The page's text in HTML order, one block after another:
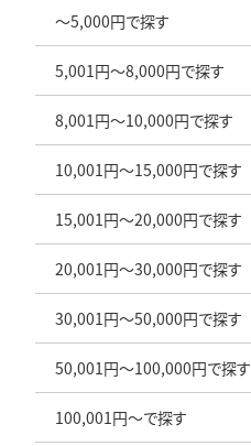
～5,000円で探す
5,001円～8,000円で探す
8,001円～10,000円で探す
10,001円～15,000円で探す
15,001円～20,000円で探す
20,001円～30,000円で探す
30,001円～50,000円で探す
50,001円～100,000円で探す
100,001円～で探す